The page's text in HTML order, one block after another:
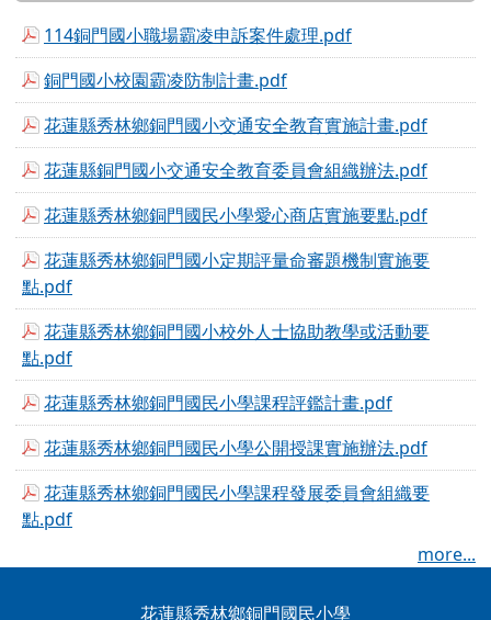
114銅門國小職場霸凌申訴案件處理.pdf
銅門國小校園霸凌防制計畫.pdf
花蓮縣秀林鄉銅門國小交通安全教育實施計畫.pdf
花蓮縣銅門國小交通安全教育委員會組織辦法.pdf
花蓮縣秀林鄉銅門國民小學愛心商店實施要點.pdf
花蓮縣秀林鄉銅門國小定期評量命審題機制實施要
點.pdf
花蓮縣秀林鄉銅門國小校外人士協助教學或活動要
點.pdf
花蓮縣秀林鄉銅門國民小學課程評鑑計畫.pdf
花蓮縣秀林鄉銅門國民小學公開授課實施辦法.pdf
花蓮縣秀林鄉銅門國民小學課程發展委員會組織要
點.pdf
more...
花蓮縣秀林鄉銅門國民小學